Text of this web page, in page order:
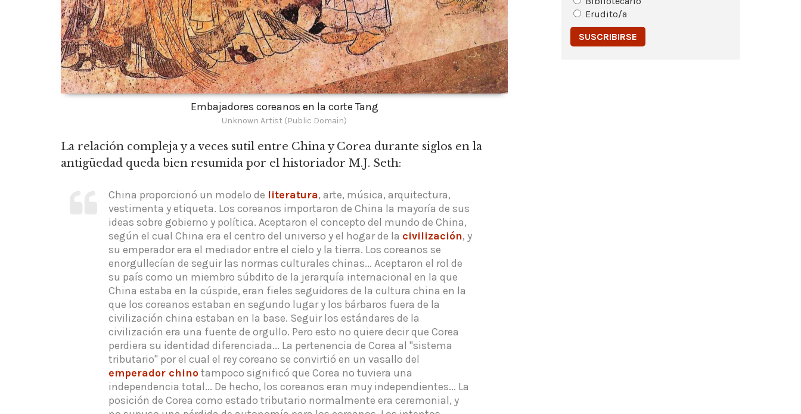
Embajadores coreanos en la corte Tang
Unknown Artist (Public Domain)
La relación compleja y a veces sutil entre China y Corea durante siglos en la
antigüedad queda bien resumida por el historiador M.J. Seth:
China proporcionó un modelo de literatura, arte, música, arquitectura,
vestimenta y etiqueta. Los coreanos importaron de China la mayoría de sus
ideas sobre gobierno y política. Aceptaron el concepto del mundo de China,
según el cual China era el centro del universo y el hogar de la civilización, y
su emperador era el mediador entre el cielo y la tierra. Los coreanos se
enorgullecían de seguir las normas culturales chinas... Aceptaron el rol de
su país como un miembro súbdito de la jerarquía internacional en la que
China estaba en la cúspide, eran fieles seguidores de la cultura china en la
que los coreanos estaban en segundo lugar y los bárbaros fuera de la
civilización china estaban en la base. Seguir los estándares de la
civilización era una fuente de orgullo. Pero esto no quiere decir que Corea
perdiera su identidad diferenciada... La pertenencia de Corea al "sistema
tributario" por el cual el rey coreano se convirtió en un vasallo del
emperador chinotampoco significó que Corea no tuviera una
independencia total... De hecho, los coreanos eran muy independientes... La
posición de Corea como estado tributario normalmente era ceremonial, y
Erudito/a